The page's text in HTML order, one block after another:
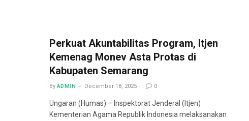
Perkuat Akuntabilitas Program, Itjen
Kemenag Monev Asta Protas di
Kabupaten Semarang
By ADMIN December 18, 2025 0
Ungaran (Humas) – Inspektorat Jenderal (Itjen)
Kementerian Agama Republik Indonesia melaksanakan